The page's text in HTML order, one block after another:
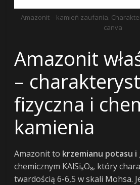
Amazonit – kamień zaufania.
canva
Amazonit
–
fizyczna i
kamienia
Amazonit to krzemianu potasu i
chemicznym KAlSi₃O₈, który
twardością 6-6,5 w skali Mohsa.